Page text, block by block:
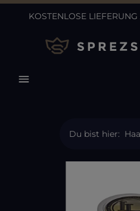
Zum Hauptinhalt springen
KOSTENLOSE
Du bist hier: